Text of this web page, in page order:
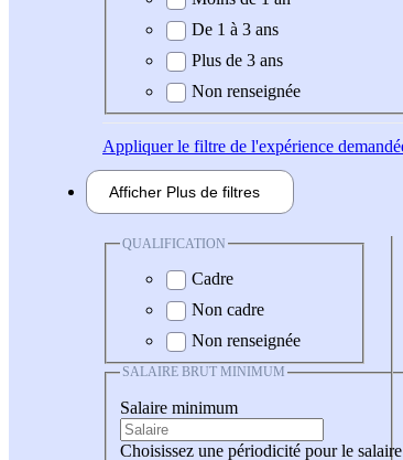
De 1 à 3 ans
Plus de 3 ans
Non renseignée
Appliquerle filtre de l'expérience
Afficher Plus de filtres
QUALIFICATION
Cadre
Non cadre
Non renseignée
SALAIRE BRUT MINIMUM
Salaire minimum
Choisissez une périodicité pour le